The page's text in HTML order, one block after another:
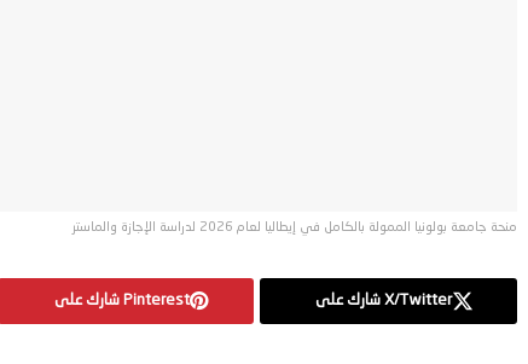
منحة جامعة بولونيا الممولة بالكامل في إيطاليا لعام 2026 لدراسة الإجازة والماستر
Pinterest شارك على X/Twitter شارك على